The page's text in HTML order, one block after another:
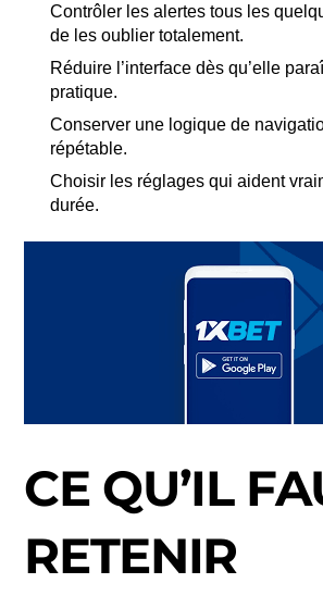
Contrôler les alertes tous les
de les oublier totalement.
Réduire l’interface dès qu’elle
pratique.
Conserver une logique de
répétable.
Choisir les réglages qui aident
durée.
CE QU’IL
RETENIR